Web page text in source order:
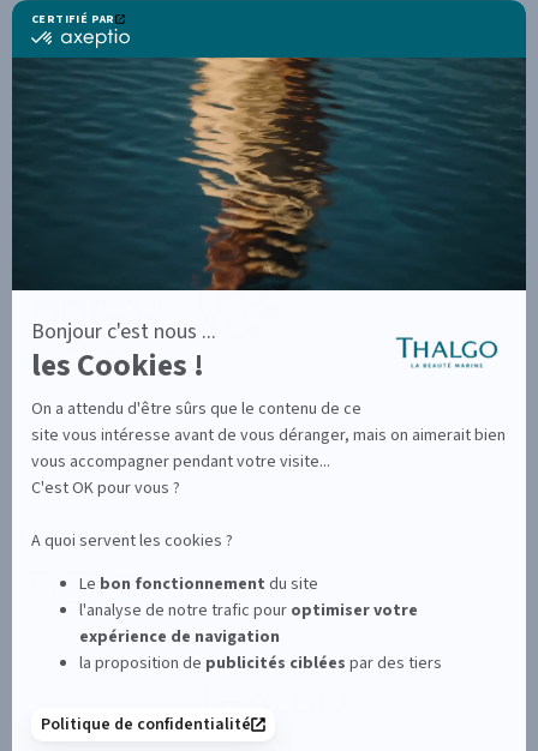
Mon compte
Suivi de commande
Service client
Télécharger la brochure THALGO
SUIVEZ-NOUS SUR